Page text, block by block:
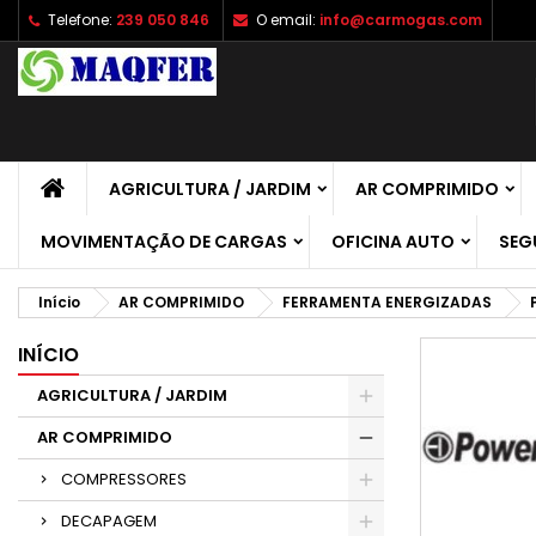
Telefone: 239 050 846 O email: info@carmogas.com
AGRICULTURA / JARDIM AR COMPRIMIDO
MOVIMENTAÇÃO DE CARGAS OFICINA AUTO
Início AR COMPRIMIDO FERRAMENTA ENERGIZADAS
INÍCIO
AGRICULTURA / JARDIM
AR COMPRIMIDO
COMPRESSORES
DECAPAGEM